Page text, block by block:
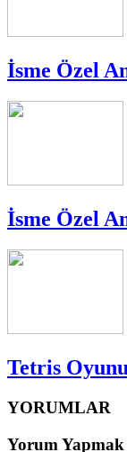
İsme Özel
İsme Özel
Tetris Oyunu
YORUMLAR
Yorum